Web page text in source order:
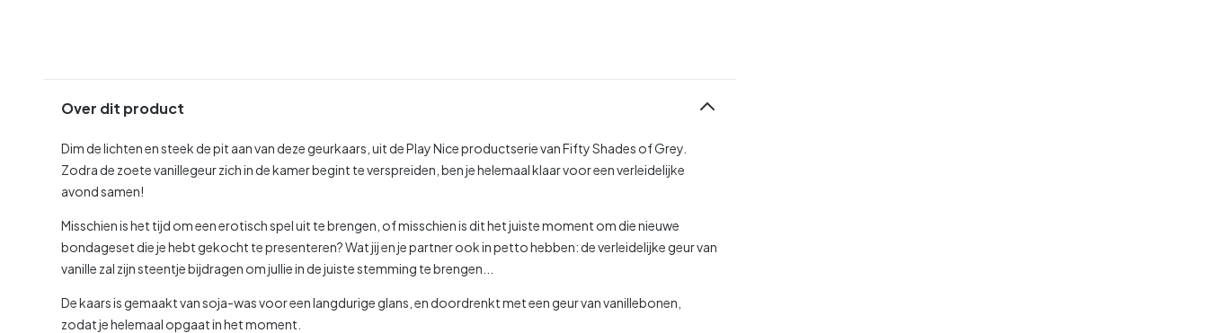
Over dit product
Dim de lichten en steek de pit aan van deze geurkaars, uit de Play Nice productserie van Fifty Shades of Grey.
Zodra de zoete vanillegeur zich in de kamer begint te verspreiden, ben je helemaal klaar voor een verleidelijke
avond samen!
Misschien is het tijd om een erotisch spel uit te brengen, of misschien is dit het juiste moment om die nieuwe
bondageset die je hebt gekocht te presenteren? Wat jij en je partner ook in petto hebben: de verleidelijke geur van
vanille zal zijn steentje bijdragen om jullie in de juiste stemming te brengen...
De kaars is gemaakt van soja-was voor een langdurige glans, en doordrenkt met een geur van vanillebonen,
zodat je helemaal opgaat in het moment.